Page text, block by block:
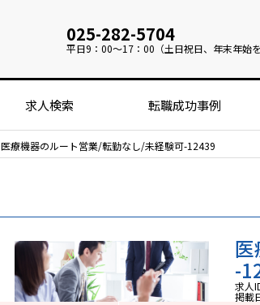
025-282-5704
平日9：00～17：00（土日祝日、年末年始を
求人検索 転職成功事例
医療機器のルート営業/転勤なし/未経験可-12439
-
求人
掲載